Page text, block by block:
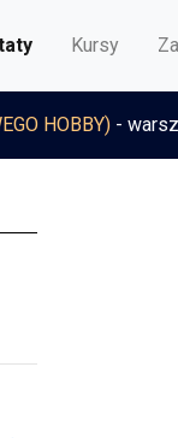
Kursy
HOBBY) -